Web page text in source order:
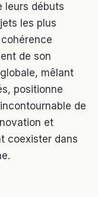
leurs débuts
les plus
de son
mêlant
positionne
de
et
coexister dans